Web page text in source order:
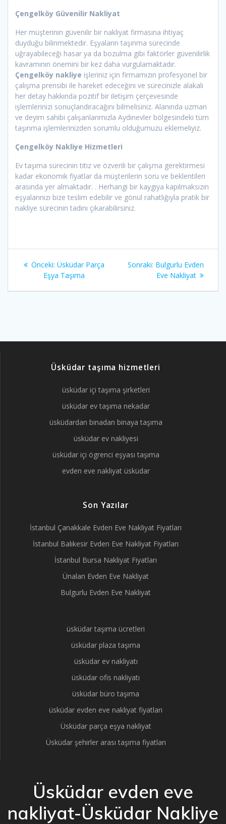
Çengelköy Güvenilir Nakliyat
Her müşterinin güvenilir bir nakliyat firmasına ihtiyaç
duyduğu bilinmektedir. Eşyaların taşınma sürecinde
uğrayabileceği hasar ya da bozulma gibi faktörler güvenilirlik
kavramının önemini bir kez daha vurgulamaktadır.
Çengelköy nakliye işleriniz için firmamızın profesyonel bir
çalışma prensibi ile hareket edeceğini ve sürecinizle alakalı
her detay hakkında pozitif bir iletişim çerçevesinde
işlemlerinizi sonuçlandıracağını bilmelisiniz. Alanında uzman
ve deyim sahibi çalışanlarımızla Aydınevler bölgesindeki tüm
taşınma işlemlerinizden sorumlu olduğumuzu eklemeliyiz.
Çengelköy Nakliye Hizmetleri
Ev taşıma sürecinin titiz ve özverili bir çalışma gerektirmesi
kadar ekonomik fiyatlar da müşterilerin soru ve beklentileri
arasında yer almaktadır. . Herhangi bir kaygıya kapılmaksızın
eşyalarınızı bize teslim edebilir ve gönül rahatlığıyla pratik bir
nakliye sürecinin tadını çıkarabilirsiniz.
Yazı
dolaşımı
Önceki: Önceki
yazı:
Üsküdar Parça
Eşya Taşıma
Sonraki: Sonraki
yazı:
Bulgurlu Evden
Eve Nakliyat
Üsküdar taşıma hizmetleri
üsküdar içi taşıma şirketleri
üsküdar ev taşıma nekadar
üsküdardan binadan binaya taşıma
üsküdar ev nakliyesi
üsküdar içi ögrenci eşyası taşıma
evden eve nakliyat üsküdar
Son Yazılar
İstanbul Çanakkale Evden Eve Nakliyat Fiyatları
İstanbul Balıkesir Evden Eve Nakliyat Fiyatları
İstanbul Bursa Nakliyat Fiyatları
Ünalan Evden Eve Nakliyat
Bulgurlu Evden Eve Nakliyat
üsküdar taşıma ücretleri
üsküdar plaza taşıma
üsküdar ev nakliyatı
üsküdar ofis nakliyatı
üsküdar büro taşıma
üsküdar evden eve nakliyat fiyatları
Üsküdar parça eşya nakliyat
Üsküdar şehirler arası taşıma fiyatları
Üsküdar evden eve
nakliyat-Üsküdar Nakliye